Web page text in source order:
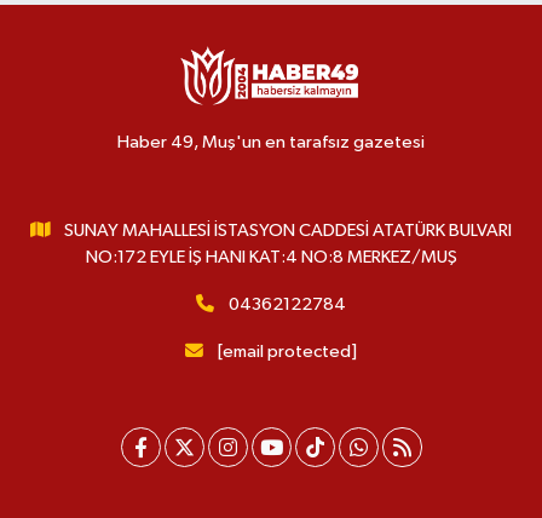
Haber 49, Muş'un en tarafsız gazetesi
SUNAY MAHALLESİ İSTASYON CADDESİ ATATÜRK BULVARI
NO:172 EYLE İŞ HANI KAT:4 NO:8 MERKEZ/MUŞ
04362122784
[email protected]